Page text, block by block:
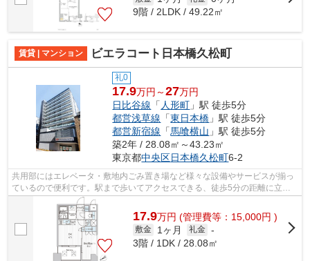
9階 / 2LDK / 49.22㎡
賃貸 | マンション ビエラコート日本橋久松町
礼0
17.9万円～27万円
日比谷線 「 人形町 」駅 徒歩5分
都営浅草線 「東日本橋 」駅 徒歩5分
都営新宿線 「馬喰横山 」駅 徒歩5分
築2年 / 28.08㎡～43.23㎡
東京都中央区日本橋久松町6-2
共用部にはエレベータ・敷地内ごみ置き場など様々な設備やサービスが揃っ
ているので便利です。駅まで歩いてアクセスできる、徒歩5分の距離に立地
する物件です。こちらの物件はマンショ...
17.9万円 (管理費等：15,000円 )
敷金 1ヶ月 礼金 -
3階 / 1DK / 28.08㎡